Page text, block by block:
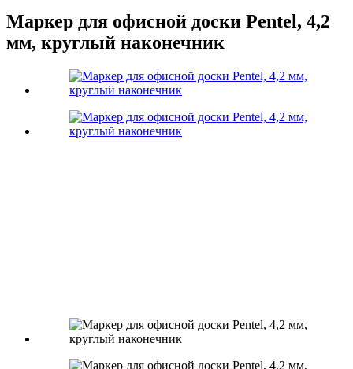
Маркер для офисной доски Pentel, 4,2
мм, круглый наконечник